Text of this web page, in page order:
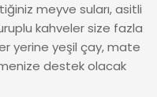
meyve suları, asitli
kahveler size fazla
yerine yeşil çay, mate
destek olacak